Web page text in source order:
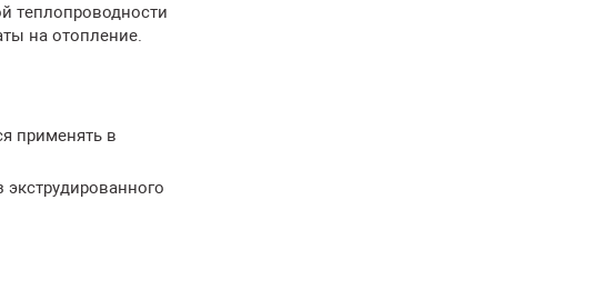
теплопроводности
на отопление.
применять в